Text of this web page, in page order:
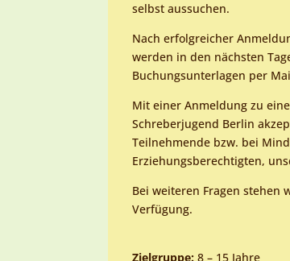
selbst aussuchen.
Nach erfolgreicher
werden in den nächsten
Buchungsunterlagen per
Mit einer Anmeldung zu
Schreberjugend Berlin
Teilnehmende bzw. bei
Erziehungsberechtigten,
Bei weiteren Fragen stehen
Verfügung.
Zielgruppe: 8 – 15 Jahre